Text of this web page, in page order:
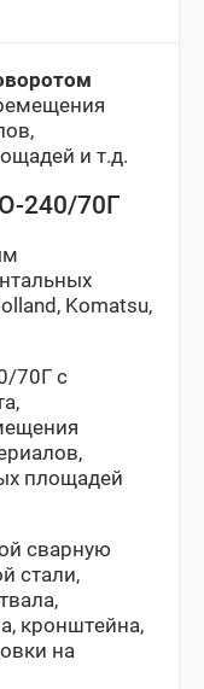
и т.д.
240/70Г
Komatsu,
70Г с
площадей
сварную
стали,
кронштейна,
на